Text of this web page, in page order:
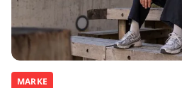
MARKE